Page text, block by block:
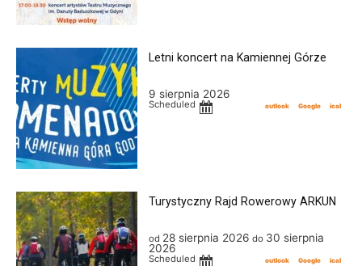
Letni koncert na Kamiennej Górze
9 sierpnia 2026
Scheduled ical
Google
outlook
Turystyczny Rajd Rowerowy ARKUN
od 28 sierpnia 2026 do 30 sierpnia
2026
Scheduled ical
Google
outlook